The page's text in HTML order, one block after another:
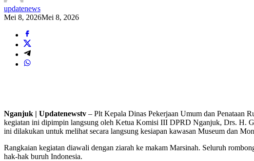
updatenews
Mei 8, 2026Mei 8, 2026
Nganjuk | Updatenewstv – Plt Kepala Dinas Pekerjaan Umum dan
kegiatan ini dipimpin langsung oleh Ketua Komisi III DPRD Nganjuk, Drs. H.
ini dilakukan untuk melihat secara langsung kesiapan kawasan Museum dan
Rangkaian kegiatan diawali dengan ziarah ke makam Marsinah. Seluruh
hak-hak buruh Indonesia.